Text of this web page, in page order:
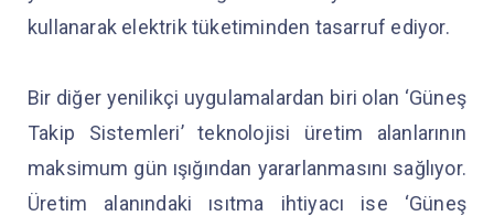
kullanarak elektrik tüketiminden tasarruf ediyor.
Bir diğer yenilikçi uygulamalardan biri olan ‘Güneş
Takip Sistemleri’ teknolojisi üretim alanlarının
maksimum gün ışığından yararlanmasını sağlıyor.
Üretim alanındaki ısıtma ihtiyacı ise ‘Güneş